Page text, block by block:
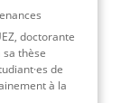
doctorante
sa thèse
de
à la